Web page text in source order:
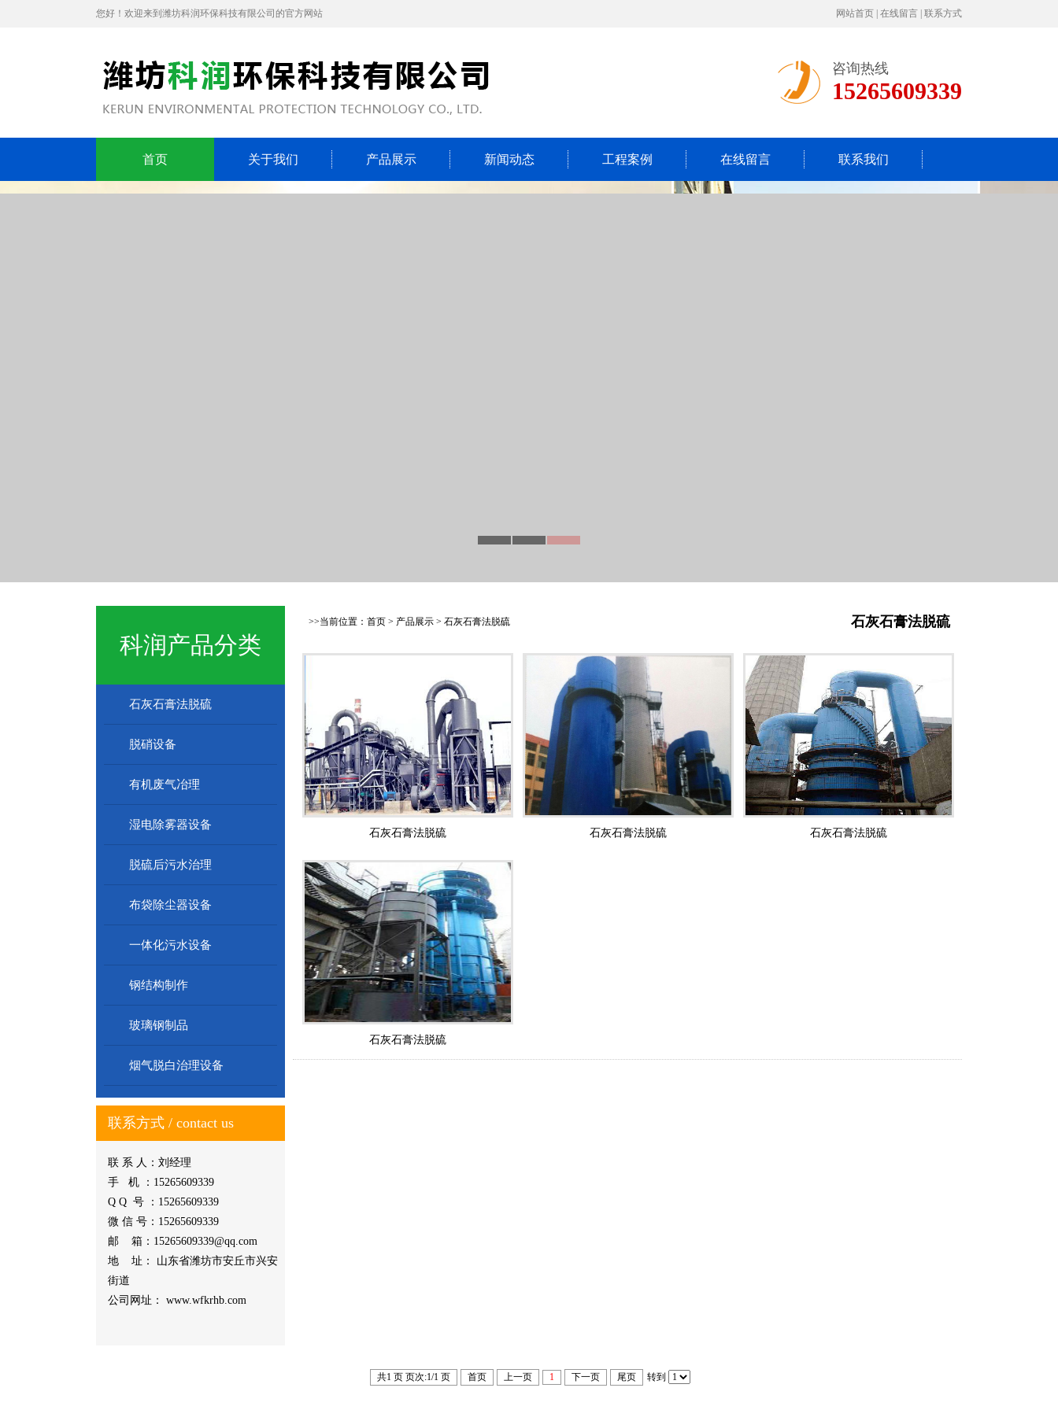
您好！欢迎来到潍坊科润环保科技有限公司的官方网站 网站首页 在线留言 联系方式
咨询热线
15265609339
首页 关于我们 产品展示 新闻动态 工程案例 在线留言 联系我们
>>当前位置： 首页 > 产品展示 > 石灰石膏法脱硫 石灰石膏法脱硫
科润产品分类
石灰石膏法脱硫
脱硝设备
有机废气冶理
湿电除雾器设备
脱硫后污水治理
布袋除尘器设备
一体化污水设备
钢结构制作
玻璃钢制品
烟气脱白治理设备
联系方式 / contact us
联 系 人：刘经理
手 机 ：15265609339
Q Q 号 ：15265609339
微 信 号：15265609339
邮 箱：15265609339@qq.com
地 址： 山东省潍坊市安丘市兴安
街道
公司网址： www.wfkrhb.com
石灰石膏法脱硫 石灰石膏法脱硫 石灰石膏法脱硫
石灰石膏法脱硫
共1 页 页次:1/1 页 首页 上一页 1 下一页 尾页 转到